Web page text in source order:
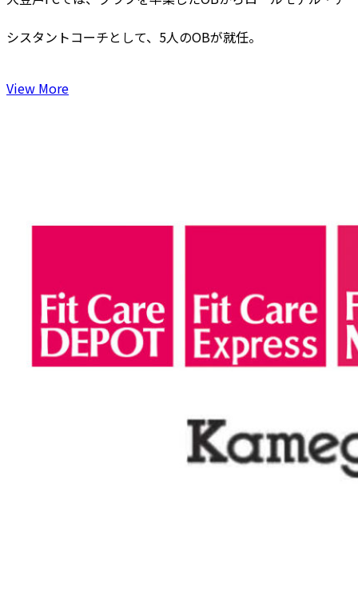
シスタントコーチとして、5人のOBが就任。
View More